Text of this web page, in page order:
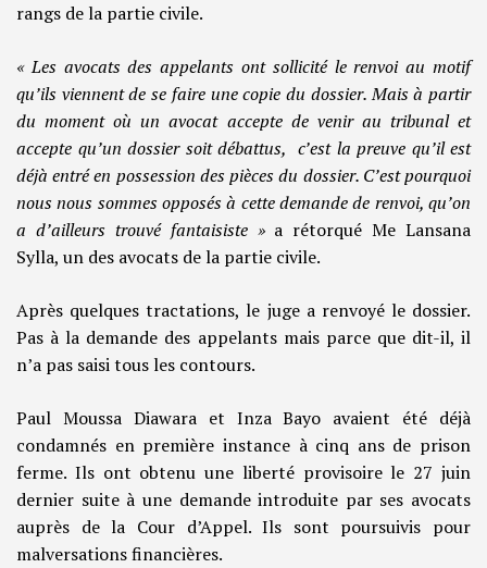
rangs de la partie civile.
« Les avocats des appelants ont sollicité le renvoi au motif
qu’ils viennent de se faire une copie du dossier. Mais à partir
du moment où un avocat accepte de venir au tribunal et
accepte qu’un dossier soit débattus, c’est la preuve qu’il est
déjà entré en possession des pièces du dossier. C’est pourquoi
nous nous sommes opposés à cette demande de renvoi, qu’on
a d’ailleurs trouvé fantaisiste »a rétorqué Me Lansana
Sylla, un des avocats de la partie civile.
Après quelques tractations, le juge a renvoyé le dossier.
Pas à la demande des appelants mais parce que dit-il, il
n’a pas saisi tous les contours.
Paul Moussa Diawara et Inza Bayo avaient été déjà
condamnés en première instance à cinq ans de prison
ferme. Ils ont obtenu une liberté provisoire le 27 juin
dernier suite à une demande introduite par ses avocats
auprès de la Cour d’Appel. Ils sont poursuivis pour
malversations financières.